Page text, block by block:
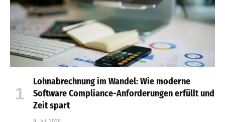
Lohnabrechnung im Wandel: Wie moderne
Software Compliance-Anforderungen erfüllt und
Zeit spart
9. Juli 2026